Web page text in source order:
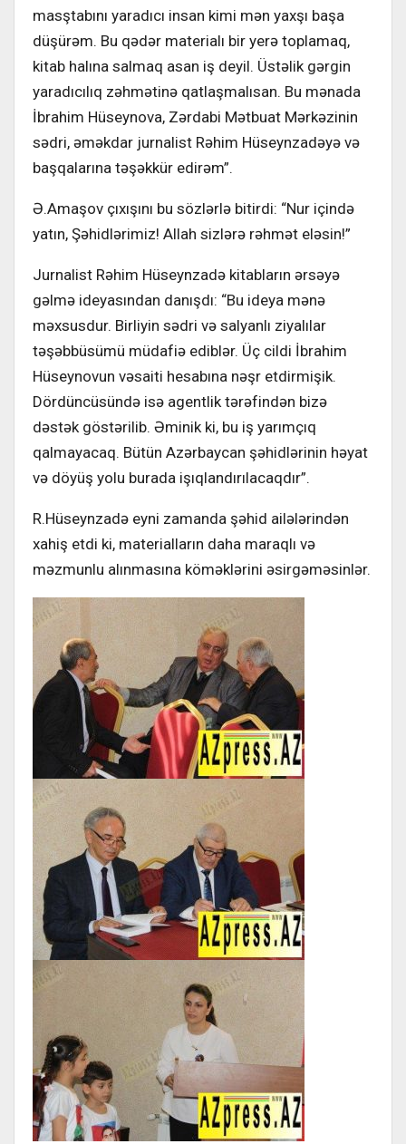
masştabını yaradıcı insan kimi mən yaxşı başa
düşürəm. Bu qədər materialı bir yerə toplamaq,
kitab halına salmaq asan iş deyil. Üstəlik gərgin
yaradıcılıq zəhmətinə qatlaşmalısan. Bu mənada
İbrahim Hüseynova, Zərdabi Mətbuat Mərkəzinin
sədri, əməkdar jurnalist Rəhim Hüseynzadəyə və
başqalarına təşəkkür edirəm”.
Ə.Amaşov çıxışını bu sözlərlə bitirdi: “Nur içində
yatın, Şəhidlərimiz! Allah sizlərə rəhmət eləsin!”
Jurnalist Rəhim Hüseynzadə kitabların ərsəyə
gəlmə ideyasından danışdı: “Bu ideya mənə
məxsusdur. Birliyin sədri və salyanlı ziyalılar
təşəbbüsümü müdafiə ediblər. Üç cildi İbrahim
Hüseynovun vəsaiti hesabına nəşr etdirmişik.
Dördüncüsündə isə agentlik tərəfindən bizə
dəstək göstərilib. Əminik ki, bu iş yarımçıq
qalmayacaq. Bütün Azərbaycan şəhidlərinin həyat
və döyüş yolu burada işıqlandırılacaqdır”.
R.Hüseynzadə eyni zamanda şəhid ailələrindən
xahiş etdi ki, materialların daha maraqlı və
məzmunlu alınmasına köməklərini əsirgəməsinlər.